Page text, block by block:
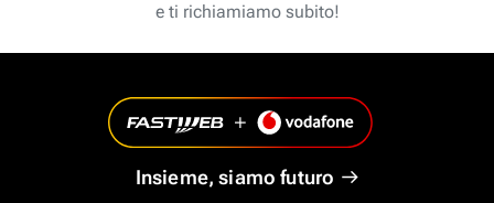
e ti richiamiamo subito!
Insieme, siamo futuro